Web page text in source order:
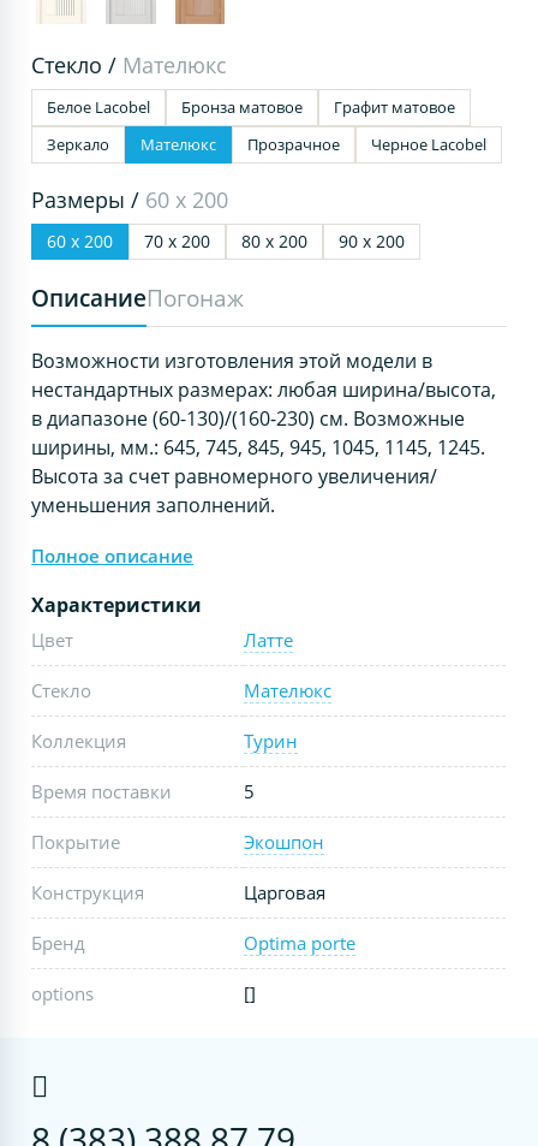
Стекло / Мателюкс
Белое Lacobel Бронза матовое
Графит матовое
Зеркало
Мателюкс Прозрачное Черное Lacobel
Размеры / 60 х 200
60 х 200 70 х 200 80 х 200 90 х 200
ОписаниеПогонаж
Возможности изготовления этой модели в
нестандартных размерах: любая ширина/высота,
в диапазоне (60-130)/(160-230) см. Возможные
ширины, мм.: 645, 745, 845, 945, 1045, 1145, 1245.
Высота за счет равномерного увеличения/
уменьшения заполнений.
Полное описание
Характеристики
Цвет Латте
Стекло Мателюкс
Коллекция Турин
Время поставки 5
Покрытие Экошпон
Конструкция Царговая
Бренд Optima porte
options []